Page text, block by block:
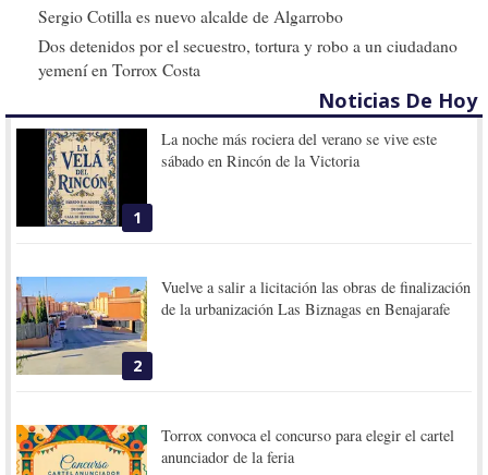
Sergio Cotilla es nuevo alcalde de Algarrobo
Dos detenidos por el secuestro, tortura y robo a un ciudadano
yemení en Torrox Costa
Noticias De Hoy
1
La noche más rociera del verano se vive este
sábado en Rincón de la Victoria
2
Vuelve a salir a licitación las obras de finalización
de la urbanización Las Biznagas en Benajarafe
Torrox convoca el concurso para elegir el cartel
anunciador de la feria